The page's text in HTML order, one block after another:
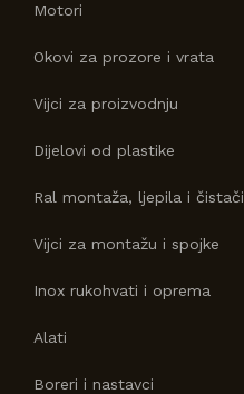
Motori
Okovi za prozore i vrata
Vijci za proizvodnju
Dijelovi od plastike
Ral montaža, ljepila i čistači
Vijci za montažu i spojke
Inox rukohvati i oprema
Alati
Boreri i nastavci